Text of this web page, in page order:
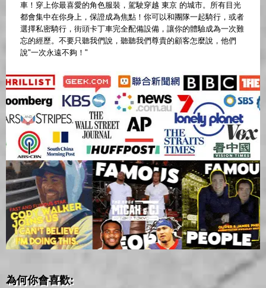
車！穿上你最喜愛的角色服裝，駕駛穿越 東京 的城市。所有目光
都會集中在你身上，保證成為焦點！你可以和團隊一起騎行，或者
選擇私密騎行，街頭卡丁車完全配備設備，讓你的體驗成為一次難
忘的經歷。不要只聽我們說，聽聽我們尊貴的顧客怎麼說，他們
說"一次永遠不夠！"
為何你會喜歡: